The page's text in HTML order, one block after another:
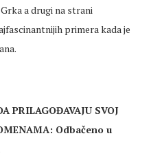
a drugi na strani
primera kada je
PRILAGOĐAVAJU SVOJ
Odbačeno u